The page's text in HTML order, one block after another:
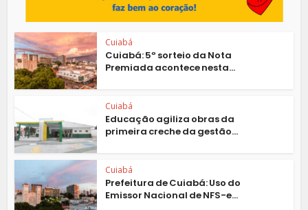
Cuiabá
Cuiabá: 5º sorteio da Nota
Premiada acontece nesta...
Cuiabá
Educação agiliza obras da
primeira creche da gestão...
Cuiabá
Prefeitura de Cuiabá: Uso do
Emissor Nacional de NFS-e...